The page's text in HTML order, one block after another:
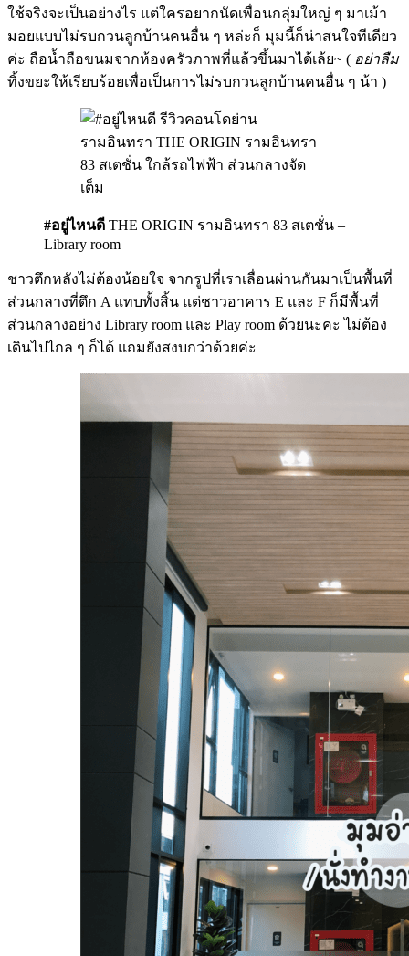
ใช้จริงจะเป็นอย่างไร แต่ใครอยากนัดเพื่อนกลุ่มใหญ่ ๆ มาเม้า
มอยแบบไม่รบกวนลูกบ้านคนอื่น ๆ หล่ะก็ มุมนี้ก็น่าสนใจทีเดียว
ค่ะ ถือน้ำถือขนมจากห้องครัวภาพที่แล้วขึ้นมาได้เล้ย~ ( อย่าลืม
ทิ้งขยะให้เรียบร้อยเพื่อเป็นการไม่รบกวนลูกบ้านคนอื่น ๆ น้า )
#อยู่ไหนดี THE ORIGIN รามอินทรา 83 สเตชั่น –
Library room
ชาวตึกหลังไม่ต้องน้อยใจ จากรูปที่เราเลื่อนผ่านกันมาเป็นพื้นที่
ส่วนกลางที่ตึก A แทบทั้งสิ้น แต่ชาวอาคาร E และ F ก็มีพื้นที่
ส่วนกลางอย่าง Library room และ Play room ด้วยนะคะ ไม่ต้อง
เดินไปไกล ๆ ก็ได้ แถมยังสงบกว่าด้วยค่ะ